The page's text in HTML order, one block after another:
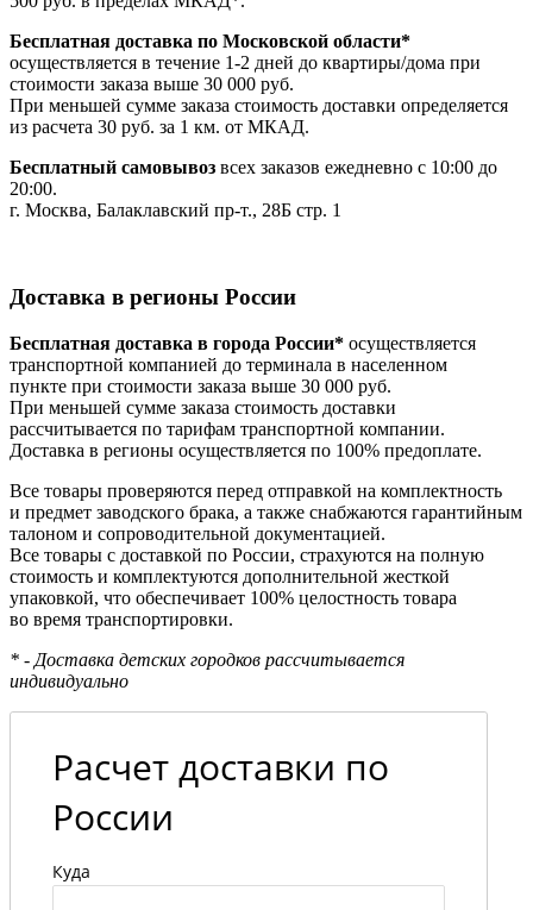
Бесплатная доставка по Московской области*
осуществляется в течение 1-2 дней до квартиры/дома при
стоимости заказа выше 30 000 руб.
При меньшей сумме заказа стоимость доставки определяется
из расчета 30 руб. за 1 км. от МКАД.
Бесплатный самовывоз всех заказов ежедневно с 10:00 до
20:00.
г. Москва, Балаклавский пр-т., 28Б стр. 1
Доставка в регионы России
Бесплатная доставка в города России* осуществляется
транспортной компанией до терминала в населенном
пункте при стоимости заказа выше 30 000 руб.
При меньшей сумме заказа стоимость доставки
рассчитывается по тарифам транспортной компании.
Доставка в регионы осуществляется по 100% предоплате.
Все товары проверяются перед отправкой на комплектность
и предмет заводского брака, а также снабжаются гарантийным
талоном и сопроводительной документацией.
Все товары с доставкой по России, страхуются на полную
стоимость и комплектуются дополнительной жесткой
упаковкой, что обеспечивает 100% целостность товара
во время транспортировки.
* - Доставка детских городков рассчитывается
индивидуально
Расчет доставки по
России
Куда